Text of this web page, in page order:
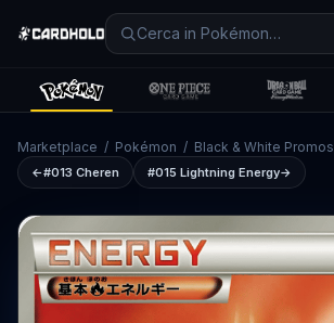
Marketplace / Pokémon / Black & White Promos
←#013 Cheren #015 Lightning Energy→